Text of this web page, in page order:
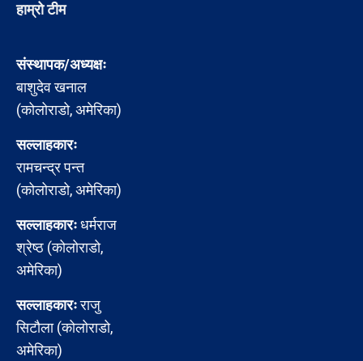
हाम्रो टीम
संस्थापक/अध्यक्षः
बाशुदेव खनाल
(कोलोराडो, अमेरिका)
सल्लाहकारः
रामचन्द्र पन्त
(कोलोराडो, अमेरिका)
सल्लाहकारःधर्मराज
श्रेष्ठ (कोलोराडो,
अमेरिका)
सल्लाहकारःराजु
सिटौला (कोलोराडो,
अमेरिका)